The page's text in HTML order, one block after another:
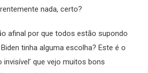
nada, certo?
afinal por que todos estão supondo
tinha alguma escolha? Este é o
invisível’ que vejo muitos bons